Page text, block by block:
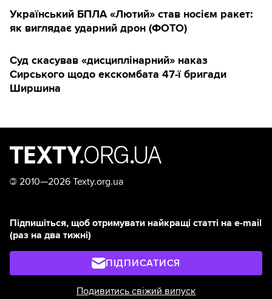
Український БПЛА «Лютий» став носієм ракет:
як виглядає ударний дрон (ФОТО)
Суд скасував «дисциплінарний» наказ
Сирського щодо екскомбата 47-ї бригади
Ширшина
© 2010—2026 Texty.org.ua
Підпишіться, щоб отримувати найкращі статті на e-mail
(раз на два тижні)
ПІДПИСАТИСЯ
Подивитись свіжий випуск